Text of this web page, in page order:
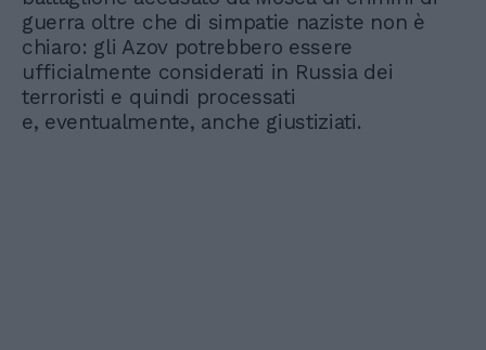
guerra oltre che di simpatie naziste non è
chiaro: gli Azov potrebbero essere
ufficialmente considerati in Russia dei
terroristi e quindi processati
e, eventualmente, anche giustiziati.